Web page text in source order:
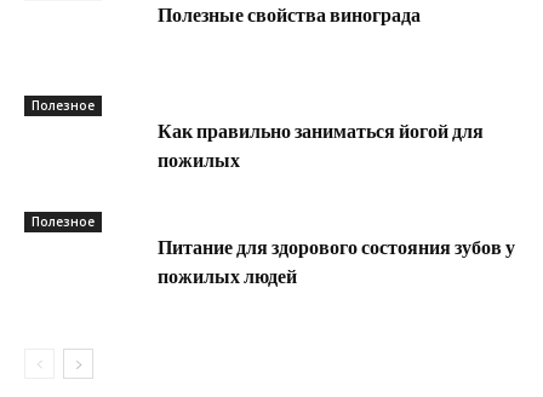
Полезные свойства винограда
Полезное
Как правильно заниматься йогой для
пожилых
Полезное
Питание для здорового состояния зубов у
пожилых людей